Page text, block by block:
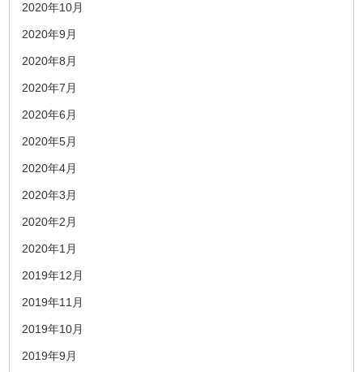
2020年10月
2020年9月
2020年8月
2020年7月
2020年6月
2020年5月
2020年4月
2020年3月
2020年2月
2020年1月
2019年12月
2019年11月
2019年10月
2019年9月